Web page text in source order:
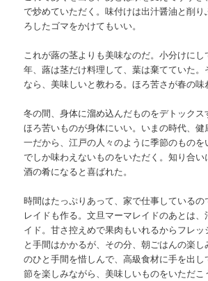
で炒めていただく。味付けは出汁醤油と削
ろしたゴマをかけてもいい。
これが蕗の茎よりも美味なのだ。小分けに
年、蕗は茎だけ料理して、葉は棄てていた
なら、美味しいと教わる。ほろ苦さが春の味
冬の間、身体に溜め込んだものをデトック
ほろ苦いものが身体にいい。いまの時代、
一だから、江戸の人々のように季節のもの
でしか味わえないものをいただく。知り合い
酒の肴になると喜ばれた。
時間はたっぷりあって、家で仕事している
レイドも作る。文旦マーマレイドのあとは
イド。甘さ控えめで果肉もいれるからフレ
と手間はかかるが、その分、朝ごはんの楽し
のひと手間を惜しんで、高級食材に手を出
節を楽しみながら、美味しいものをいただこ